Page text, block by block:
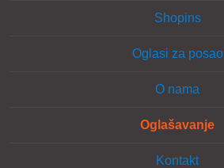
Shopins
Oglasi za posao
O nama
Oglašavanje
Kontakt